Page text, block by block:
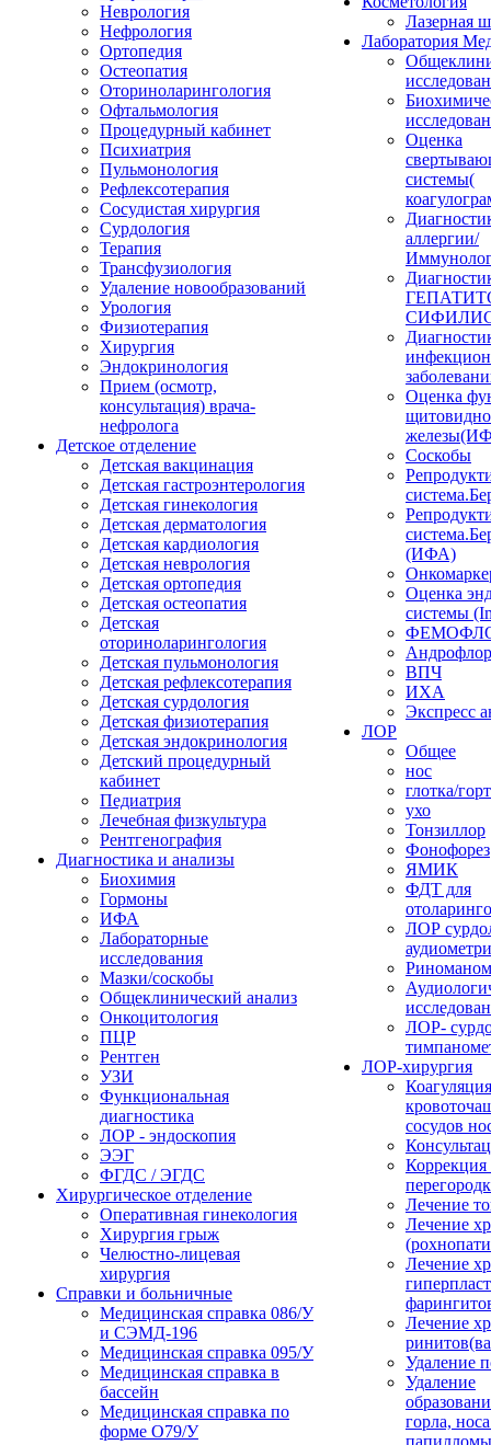
Неврология
Нефрология
Ортопедия
Остеопатия
Оториноларингология
Офтальмология
Процедурный кабинет
Психиатрия
Пульмонология
Рефлексотерапия
Сосудистая хирургия
Сурдология
Терапия
Трансфузиология
Удаление новообразований
Урология
Физиотерапия
Хирургия
Эндокринология
Прием (осмотр,
консультация) врача-
нефролога
Детское отделение
Детская вакцинация
Детская гастроэнтерология
Детская гинекология
Детская дерматология
Детская кардиология
Детская неврология
Детская ортопедия
Детская остеопатия
Детская
оториноларингология
Детская пульмонология
Детская рефлексотерапия
Детская сурдология
Детская физиотерапия
Детская эндокринология
Детский процедурный
кабинет
Педиатрия
Лечебная физкультура
Рентгенография
Диагностика и анализы
Биохимия
Гормоны
ИФА
Лабораторные
исследования
Мазки/соскобы
Общеклинический анализ
Онкоцитология
ПЦР
Рентген
УЗИ
Функциональная
диагностика
ЛОР - эндоскопия
ЭЭГ
ФГДС / ЭГДС
Хирургическое отделение
Оперативная гинекология
Хирургия грыж
Челюстно-лицевая
хирургия
Справки и больничные
Медицинская справка 086/У
и СЭМД‑196
Медицинская справка 095/У
Медицинская справка в
бассейн
Медицинская справка по
форме О79/У
Лазерная
Лаборатория
Оценка
системы(
аллергии/
Оценка
Соскобы
(ИФА)
Оценка
системы
Андрофлор
ВПЧ
ИХА
Экспресс
ЛОР
Общее
нос
глотка/
ухо
Тонзиллор
Фонофорез
ЯМИК
ФДТ для
ЛОР
ЛОР-
ЛОР-хирургия
Коагуляция
сосудов
Коррекция
Лечение
Лечение
Лечение
Лечение
Удаление
Удаление
горла,